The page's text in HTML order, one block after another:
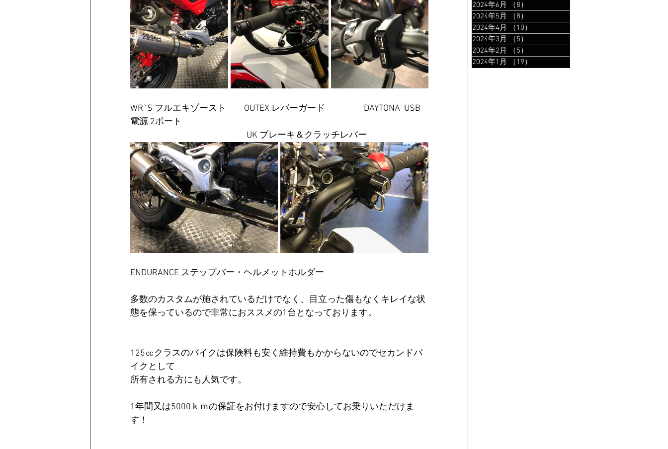
2024年6月
（8）
2024年5月
（8）
2024年4月
（10）
2024年3月
（5）
2024年2月
（5）
2024年1月
（19）
WR`S フルエキゾースト         OUTEX レバーガード      　　　DAYTONA  USB
電源 2ポート
UK ブレーキ＆クラッチレバー
ENDURANCE ステップバー・ヘルメットホルダー
多数のカスタムが施されているだけでなく、目立った傷もなくキレイな状
態を保っているので非常におススメの1台となっております。
125㏄クラスのバイクは保険料も安く維持費もかからないのでセカンドバ
イクとして
所有される方にも人気です。
1年間又は5000ｋｍの保証をお付けますので安心してお乗りいただけま
す！